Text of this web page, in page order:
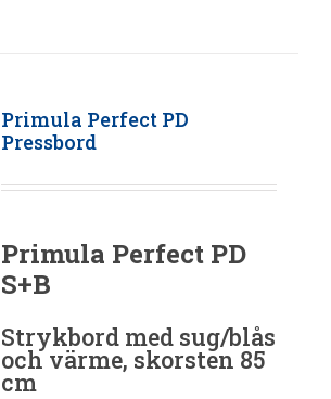
Primula Perfect PD
Pressbord
Primula Perfect PD
S+B
Strykbord med sug/blås
och värme, skorsten 85
cm